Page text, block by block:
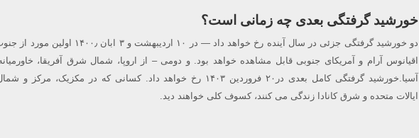
خورشید گرفتگی بعدی چه زمانی است؟
دو خورشید گرفتگی جزئی در سال آینده رخ خواهد داد — در ۱۰ اردیبهشت و
اقیانوس آرام و آمریکای جنوبی قابل مشاهده خواهد بود. و دومی – از اروپا، شمال شرق آفریقا،
آسیا.خورشید گرفتگی کامل بعدی در۲۰ فروردین ۱۴۰۳ رخ خواهد داد. کسانی که در مکزیک،
ایالات متحده و شرق کانادا زندگی می کنند، کسوف کلی خواهند دید.